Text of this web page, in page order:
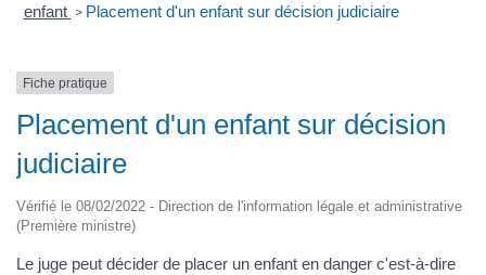
enfant > Placement d'un enfant sur décision judiciaire
Fiche pratique
Placement d'un enfant sur décision
judiciaire
Vérifié le 08/02/2022 - Direction de l'information légale et administrative
(Première ministre)
Le juge peut décider de placer un enfant en danger c'est-à-dire